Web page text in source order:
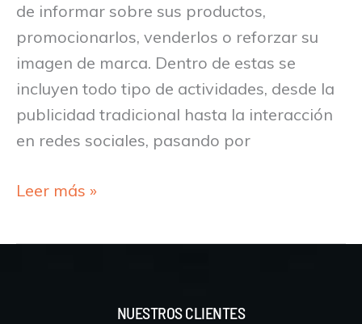
de informar sobre sus productos,
promocionarlos, venderlos o reforzar su
imagen de marca. Dentro de estas se
incluyen todo tipo de actividades, desde la
publicidad tradicional hasta la interacción
en redes sociales, pasando por
Leer más »
NUESTROS CLIENTES